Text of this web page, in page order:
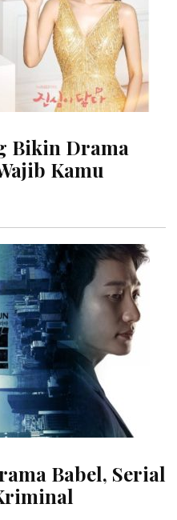
Bikin Drama
Kamu
Babel, Serial